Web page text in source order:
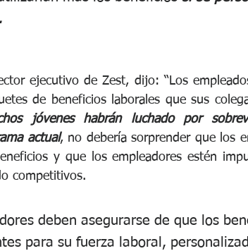
ejecutivo de Zest, dijo: “Los
de beneficios laborales que sus
jóvenes habrán luchado por
actual, no debería sorprender que los
y que los empleadores estén
competitivos.
deben asegurarse de que los
para su fuerza laboral,